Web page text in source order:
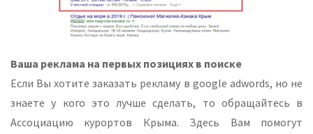
Ваша реклама на первых позициях в поиске
Если Вы хотите заказать рекламу в google adwords, но не
знаете у кого это лучше сделать, то обращайтесь в
Ассоциацию курортов Крыма. Здесь Вам помогут